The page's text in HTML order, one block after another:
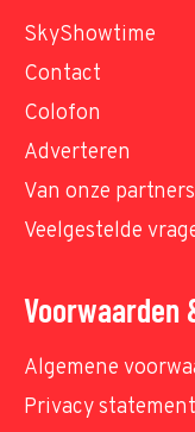
SkyShowtime
Contact
Colofon
Adverteren
Van onze partners
Veelgestelde
Voorwaarden
Algemene
Privacy statement